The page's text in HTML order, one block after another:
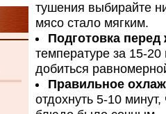
тушения выбирайте
мясо стало мягким.
Подготовка перед
температуре за 15-
добиться
Правильное
отдохнуть 5-10